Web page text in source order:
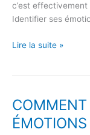
c’est effectivement
Identifier ses
Lire la suite »
COMMENT
ÉMOTIONS
COMMENT
COMPRENDRE
SES